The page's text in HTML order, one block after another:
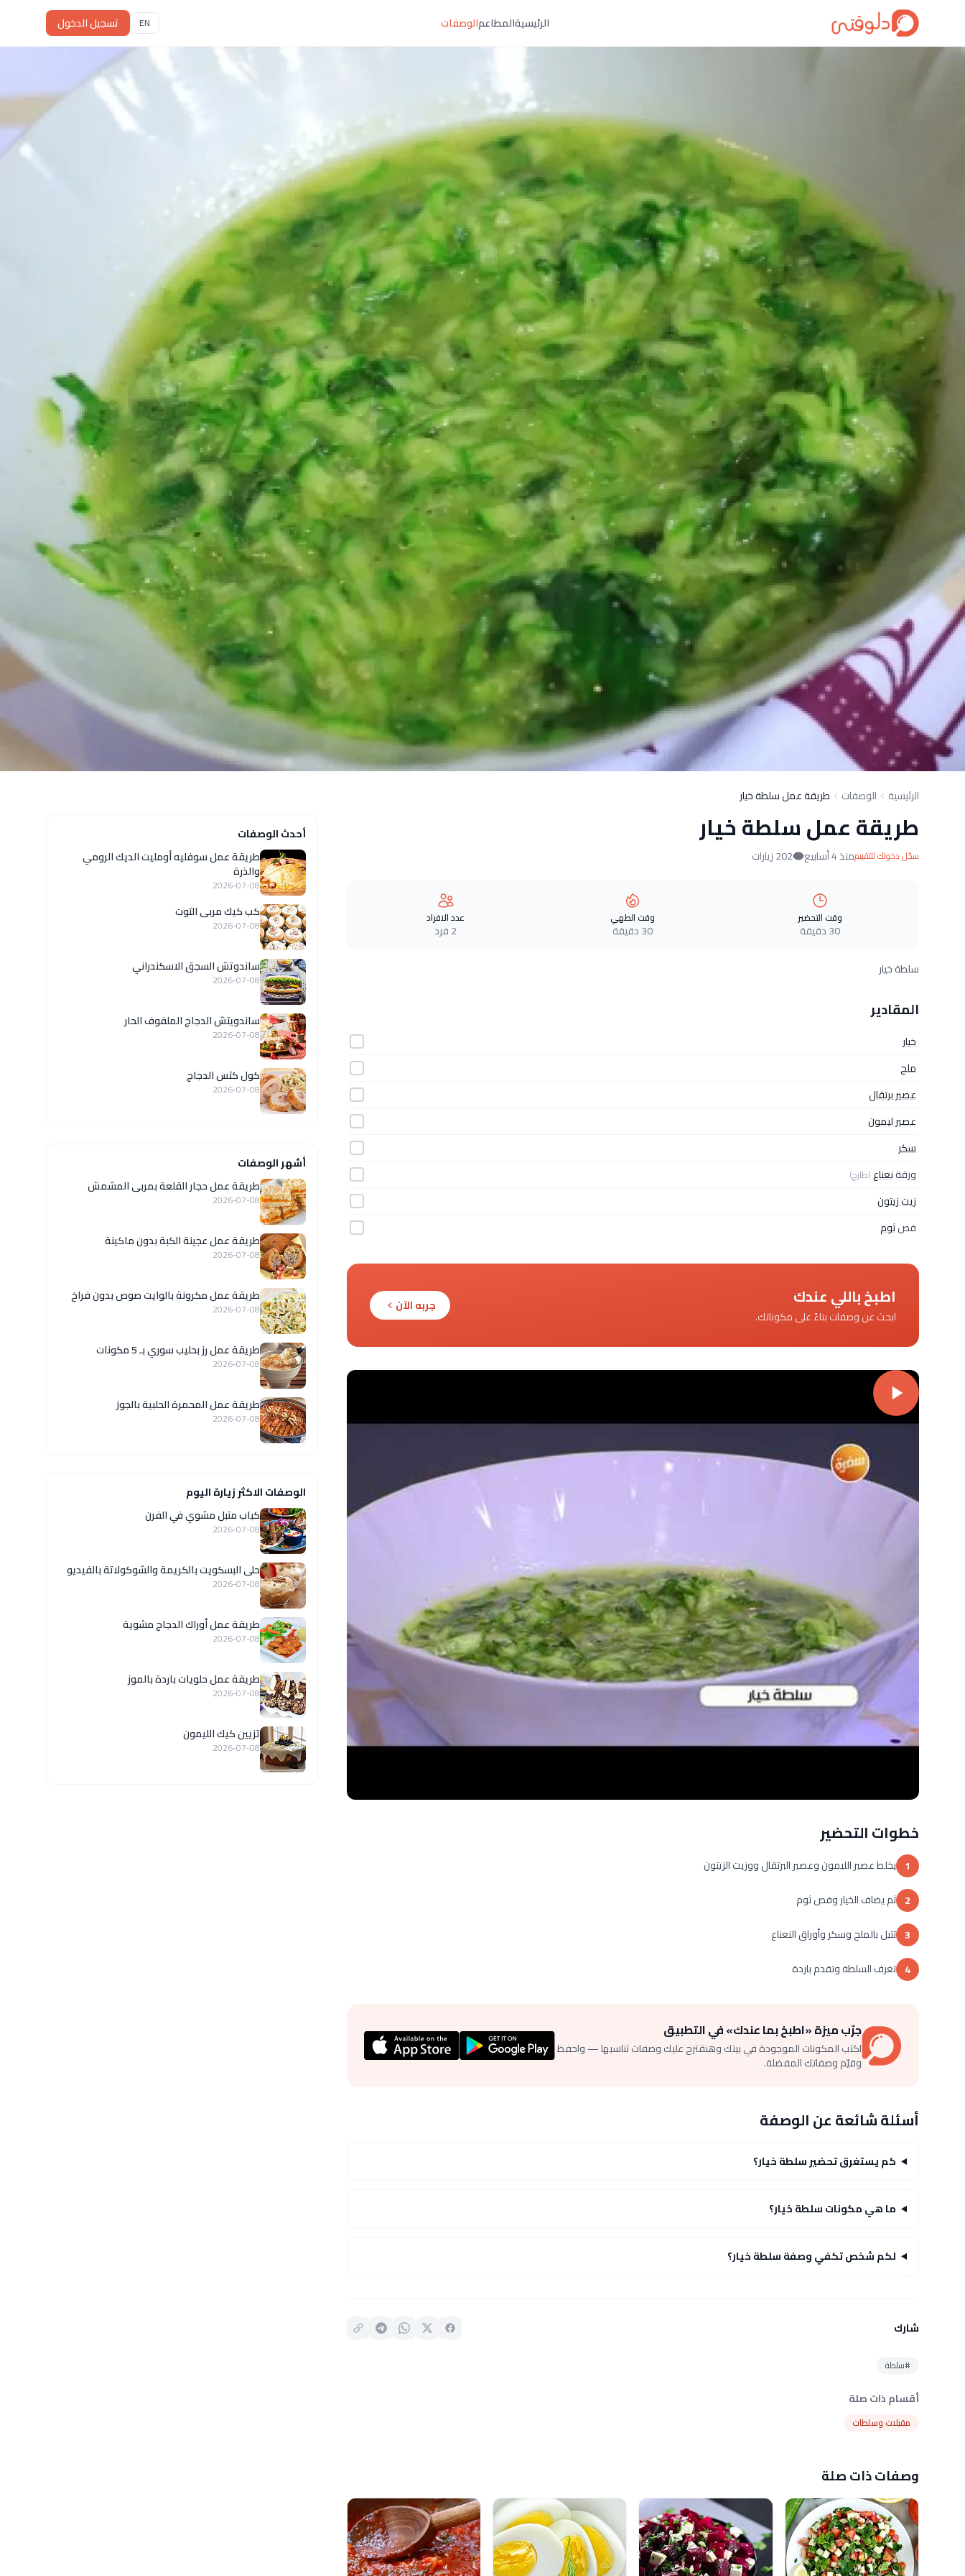
الرئيسيةالمطاعمالوصفات EN تسجيل الدخول
الرئيسية الوصفات طريقة عمل سلطة خيار
طريقة عمل سلطة خيار
سجّل دخولك للتقييممنذ 4 أسابيع 202 زيارات
وقت التحضير
30 دقيقة
وقت الطهي
30 دقيقة
عدد الافراد
2 فرد
سلطة خيار
المقادير
خيار
ملح
عصير برتقال
عصير ليمون
سكر
ورقةنعناع(طازج)
زيت زيتون
فصثوم
اطبخ باللي عندك
ابحث عن وصفات بناءً على مكوناتك.
جربه الآن
خطوات التحضير
1 يخلط عصير الليمون وعصير البرتقال ووزيت الزيتون
2 ثم يضاف الخيار وفص ثوم
3 تتبل بالملح وسكر وأوراق النعناع
4 تغرف السلطة وتقدم باردة
جرّب ميزة «اطبخ بما عندك» في التطبيق
اكتب المكونات الموجودة في بيتك وهنقترح عليك وصفات تناسبها — واحفظ
وقيّم وصفاتك المفضلة.
أسئلة شائعة عن الوصفة
كم يستغرق تحضير سلطة خيار؟
ما هي مكونات سلطة خيار؟
لكم شخص تكفي وصفة سلطة خيار؟
شارك
#سلطة
أقسام ذات صلة
مقبلات وسلطات
وصفات ذات صلة
أحدث الوصفات
طريقة عمل سوفليه أومليت الديك الرومي
والذرة
2026-07-08
كب كيك مربى التوت
2026-07-08
ساندوتش السجق الاسكندراني
2026-07-08
ساندويتش الدجاج الملفوف الحار
2026-07-08
كول كتس الدجاج
2026-07-08
أشهر الوصفات
طريقة عمل حجار القلعة بمربى المشمش
2026-07-08
طريقة عمل عجينة الكبة بدون ماكينة
2026-07-08
طريقة عمل مكرونة بالوايت صوص بدون فراخ
2026-07-08
طريقة عمل رز بحليب سوري بـ 5 مكونات
2026-07-08
طريقة عمل المحمرة الحلبية بالجوز
2026-07-08
الوصفات الاكثر زيارة اليوم
كباب متبل مشوي في الفرن
2026-07-08
حلى البسكويت بالكريمة والشوكولاتة بالفيديو
2026-07-08
طريقة عمل أوراك الدجاج مشوية
2026-07-08
طريقة عمل حلويات باردة بالموز
2026-07-08
تزيين كيك الليمون
2026-07-08